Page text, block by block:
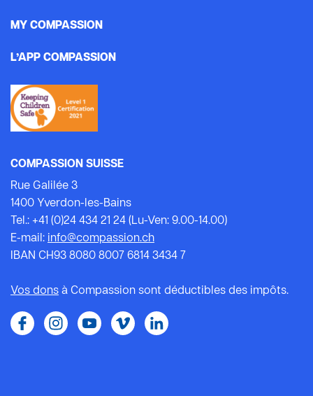
MY COMPASSION
L’APP COMPASSION
COMPASSION SUISSE
Rue Galilée 3
1400 Yverdon-les-Bains
Tel.: +41 (0)24 434 21 24 (Lu-Ven: 9.00-14.00)
E-mail: info@compassion.ch
IBAN CH93 8080 8007 6814 3434 7
Vos dons à Compassion sont déductibles des impôts.